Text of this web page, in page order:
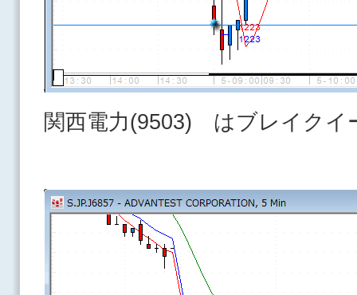
関西電力(9503) はブレイクイ